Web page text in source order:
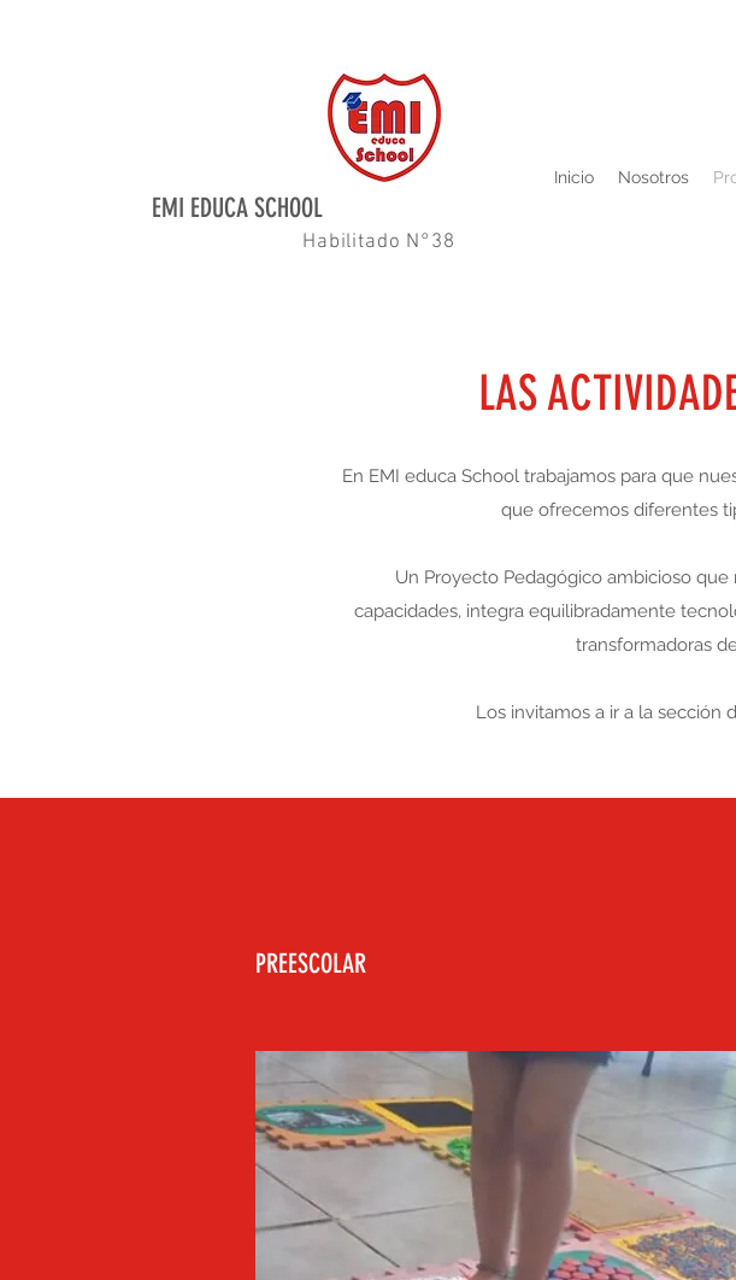
EMI EDUCA SCHOOL
Inicio Nosotros
Habilitado N°38
LAS
En EMI educa School trabajamos para que
que ofrecemos diferentes
Un Proyecto Pedagógico ambicioso
capacidades, integra equilibradamente
transformadoras
Los invitamos a ir a la sección
PREESCOLAR